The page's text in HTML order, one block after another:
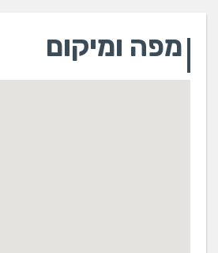
מפה ומיקום